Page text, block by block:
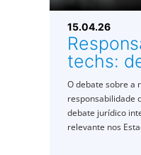
15.04.26
techs:
O debate sobre a
responsabilidade
debate jurídico
relevante nos